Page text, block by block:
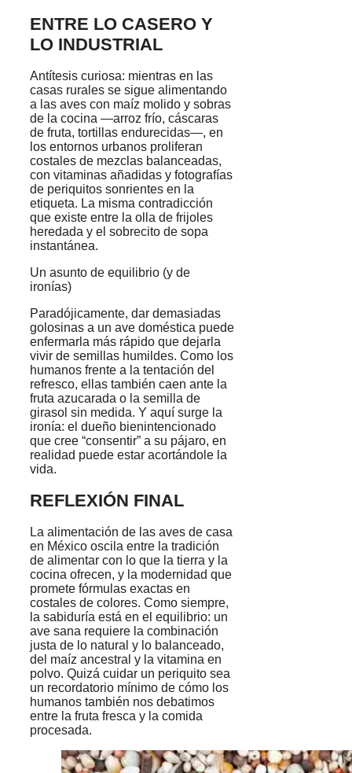
ENTRE LO CASERO Y
LO INDUSTRIAL
Antítesis curiosa: mientras en las
casas rurales se sigue alimentando
a las aves con maíz molido y sobras
de la cocina —arroz frío, cáscaras
de fruta, tortillas endurecidas—, en
los entornos urbanos proliferan
costales de mezclas balanceadas,
con vitaminas añadidas y fotografías
de periquitos sonrientes en la
etiqueta. La misma contradicción
que existe entre la olla de frijoles
heredada y el sobrecito de sopa
instantánea.
Un asunto de equilibrio (y de
ironías)
Paradójicamente, dar demasiadas
golosinas a un ave doméstica puede
enfermarla más rápido que dejarla
vivir de semillas humildes. Como los
humanos frente a la tentación del
refresco, ellas también caen ante la
fruta azucarada o la semilla de
girasol sin medida. Y aquí surge la
ironía: el dueño bienintencionado
que cree “consentir” a su pájaro, en
realidad puede estar acortándole la
vida.
REFLEXIÓN FINAL
La alimentación de las aves de casa
en México oscila entre la tradición
de alimentar con lo que la tierra y la
cocina ofrecen, y la modernidad que
promete fórmulas exactas en
costales de colores. Como siempre,
la sabiduría está en el equilibrio: un
ave sana requiere la combinación
justa de lo natural y lo balanceado,
del maíz ancestral y la vitamina en
polvo. Quizá cuidar un periquito sea
un recordatorio mínimo de cómo los
humanos también nos debatimos
entre la fruta fresca y la comida
procesada.